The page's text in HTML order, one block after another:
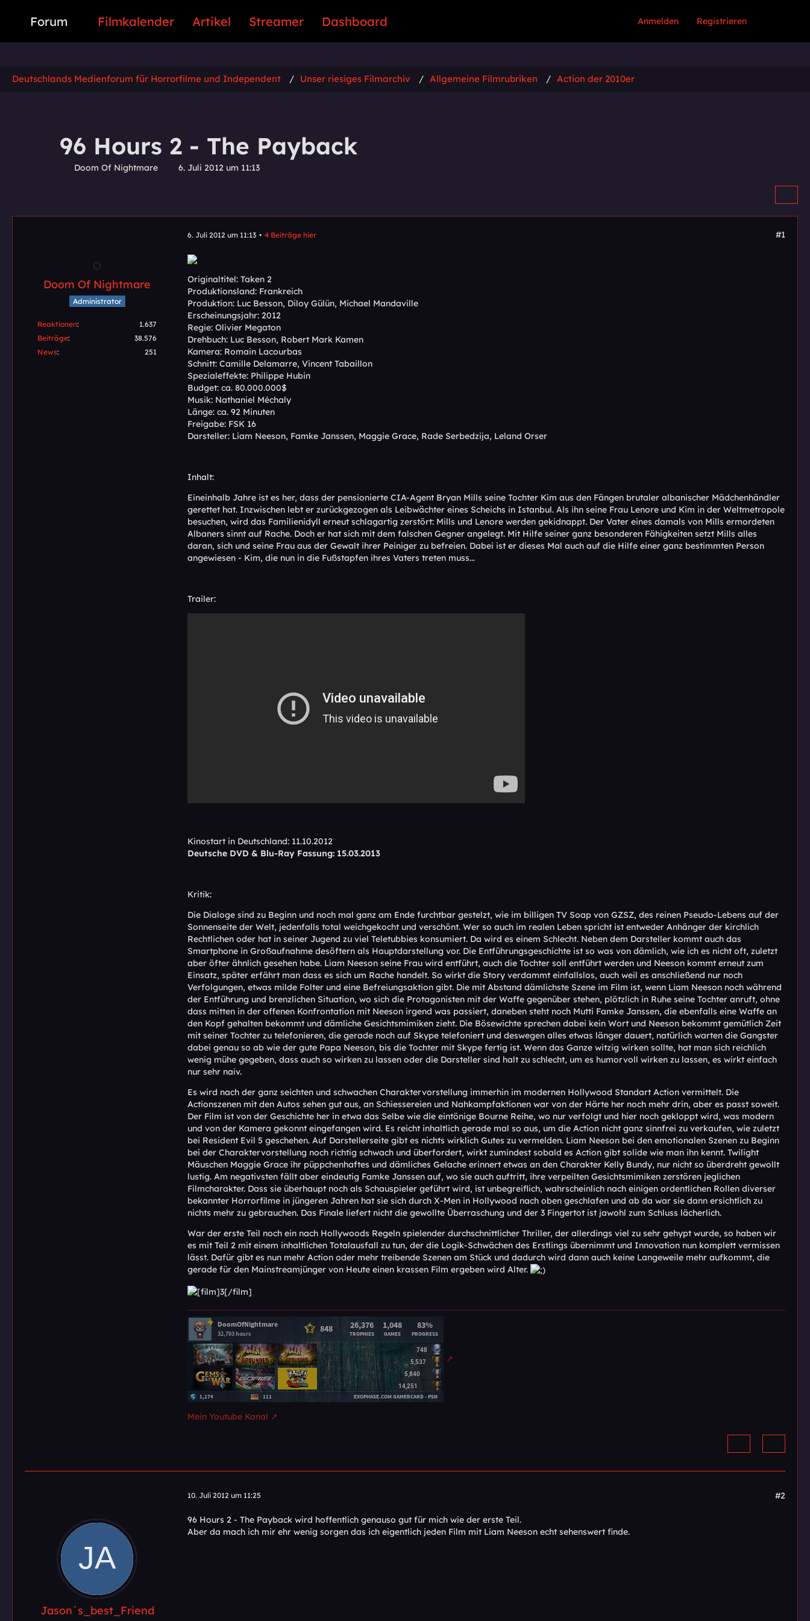
Forum Filmkalender Artikel Streamer Dashboard Anmelden Registrieren
Deutschlands Medienforum für Horrorfilme und Independent Unser riesiges Filmarchiv Allgemeine Filmrubriken Action der 2010er
96 Hours 2 - The Payback
Doom Of Nightmare 6. Juli 2012 um 11:13
Doom Of Nightmare
Administrator
Reaktionen
1.637
Beiträge
38.576
News
251
6. Juli 2012 um 11:13 4 Beiträge hier #1
Originaltitel: Taken 2
Produktionsland: Frankreich
Produktion: Luc Besson, Diloy Gülün, Michael Mandaville
Erscheinungsjahr: 2012
Regie: Olivier Megaton
Drehbuch: Luc Besson, Robert Mark Kamen
Kamera: Romain Lacourbas
Schnitt: Camille Delamarre, Vincent Tabaillon
Spezialeffekte: Philippe Hubin
Budget: ca. 80.000.000$
Musik: Nathaniel Méchaly
Länge: ca. 92 Minuten
Freigabe: FSK 16
Darsteller: Liam Neeson, Famke Janssen, Maggie Grace, Rade Serbedzija, Leland Orser
Inhalt:
Eineinhalb Jahre ist es her, dass der pensionierte CIA-Agent Bryan Mills seine Tochter Kim aus den Fängen brutaler albanischer Mädchenhändler
gerettet hat. Inzwischen lebt er zurückgezogen als Leibwächter eines Scheichs in Istanbul. Als ihn seine Frau Lenore und Kim in der Weltmetropole
besuchen, wird das Familienidyll erneut schlagartig zerstört: Mills und Lenore werden gekidnappt. Der Vater eines damals von Mills ermordeten
Albaners sinnt auf Rache. Doch er hat sich mit dem falschen Gegner angelegt. Mit Hilfe seiner ganz besonderen Fähigkeiten setzt Mills alles
daran, sich und seine Frau aus der Gewalt ihrer Peiniger zu befreien. Dabei ist er dieses Mal auch auf die Hilfe einer ganz bestimmten Person
angewiesen - Kim, die nun in die Fußstapfen ihres Vaters treten muss...
Trailer:
Kinostart in Deutschland: 11.10.2012
Deutsche DVD & Blu-Ray Fassung: 15.03.2013
Kritik:
Die Dialoge sind zu Beginn und noch mal ganz am Ende furchtbar gestelzt, wie im billigen TV Soap von GZSZ, des reinen Pseudo-Lebens auf der
Sonnenseite der Welt, jedenfalls total weichgekocht und verschönt. Wer so auch im realen Leben spricht ist entweder Anhänger der kirchlich
Rechtlichen oder hat in seiner Jugend zu viel Teletubbies konsumiert. Da wird es einem Schlecht. Neben dem Darsteller kommt auch das
Smartphone in Großaufnahme desöftern als Hauptdarstellung vor. Die Entführungsgeschichte ist so was von dämlich, wie ich es nicht oft, zuletzt
aber öfter ähnlich gesehen habe. Liam Neeson seine Frau wird entführt, auch die Tochter soll entführt werden und Neeson kommt erneut zum
Einsatz, später erfährt man dass es sich um Rache handelt. So wirkt die Story verdammt einfallslos, auch weil es anschließend nur noch
Verfolgungen, etwas milde Folter und eine Befreiungsaktion gibt. Die mit Abstand dämlichste Szene im Film ist, wenn Liam Neeson noch während
der Entführung und brenzlichen Situation, wo sich die Protagonisten mit der Waffe gegenüber stehen, plötzlich in Ruhe seine Tochter anruft, ohne
dass mitten in der offenen Konfrontation mit Neeson irgend was passiert, daneben steht noch Mutti Famke Janssen, die ebenfalls eine Waffe an
den Kopf gehalten bekommt und dämliche Gesichtsmimiken zieht. Die Bösewichte sprechen dabei kein Wort und Neeson bekommt gemütlich Zeit
mit seiner Tochter zu telefonieren, die gerade noch auf Skype telefoniert und deswegen alles etwas länger dauert, natürlich warten die Gangster
dabei genau so ab wie der gute Papa Neeson, bis die Tochter mit Skype fertig ist. Wenn das Ganze witzig wirken sollte, hat man sich reichlich
wenig mühe gegeben, dass auch so wirken zu lassen oder die Darsteller sind halt zu schlecht, um es humorvoll wirken zu lassen, es wirkt einfach
nur sehr naiv.
Es wird nach der ganz seichten und schwachen Charaktervorstellung immerhin im modernen Hollywood Standart Action vermittelt. Die
Actionszenen mit den Autos sehen gut aus, an Schiessereien und Nahkampfaktionen war von der Härte her noch mehr drin, aber es passt soweit.
Der Film ist von der Geschichte her in etwa das Selbe wie die eintönige Bourne Reihe, wo nur verfolgt und hier noch gekloppt wird, was modern
und von der Kamera gekonnt eingefangen wird. Es reicht inhaltlich gerade mal so aus, um die Action nicht ganz sinnfrei zu verkaufen, wie zuletzt
bei Resident Evil 5 geschehen. Auf Darstellerseite gibt es nichts wirklich Gutes zu vermelden. Liam Neeson bei den emotionalen Szenen zu Beginn
bei der Charaktervorstellung noch richtig schwach und überfordert, wirkt zumindest sobald es Action gibt solide wie man ihn kennt. Twilight
Mäuschen Maggie Grace ihr püppchenhaftes und dämliches Gelache erinnert etwas an den Charakter Kelly Bundy, nur nicht so überdreht gewollt
lustig. Am negativsten fällt aber eindeutig Famke Janssen auf, wo sie auch auftritt, ihre verpeilten Gesichtsmimiken zerstören jeglichen
Filmcharakter. Dass sie überhaupt noch als Schauspieler geführt wird, ist unbegreiflich, wahrscheinlich nach einigen ordentlichen Rollen diverser
bekannter Horrorfilme in jüngeren Jahren hat sie sich durch X-Men in Hollywood nach oben geschlafen und ab da war sie dann ersichtlich zu
nichts mehr zu gebrauchen. Das Finale liefert nicht die gewollte Überraschung und der 3 Fingertot ist jawohl zum Schluss lächerlich.
War der erste Teil noch ein nach Hollywoods Regeln spielender durchschnittlicher Thriller, der allerdings viel zu sehr gehypt wurde, so haben wir
es mit Teil 2 mit einem inhaltlichen Totalausfall zu tun, der die Logik-Schwächen des Erstlings übernimmt und Innovation nun komplett vermissen
lässt. Dafür gibt es nun mehr Action oder mehr treibende Szenen am Stück und dadurch wird dann auch keine Langeweile mehr aufkommt, die
gerade für den Mainstreamjünger von Heute einen krassen Film ergeben wird Alter.
Mein Youtube Kanal
Jason´s_best_Friend
10. Juli 2012 um 11:25 #2
96 Hours 2 - The Payback wird hoffentlich genauso gut für mich wie der erste Teil.
Aber da mach ich mir ehr wenig sorgen das ich eigentlich jeden Film mit Liam Neeson echt sehenswert finde.